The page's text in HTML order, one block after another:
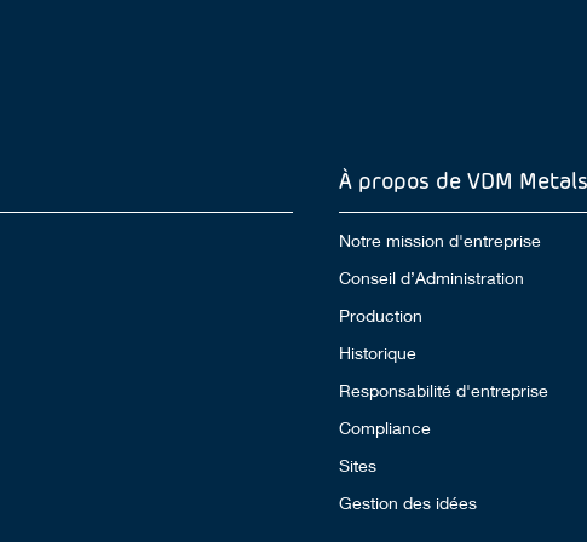
À propos de VDM Metals
Notre mission d'entreprise
Conseil d’Administration
Production
Historique
Responsabilité d'entreprise
Compliance
Sites
Gestion des idées